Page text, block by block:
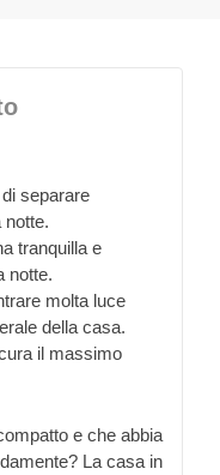
separare
notte.
tranquilla e
notte.
molta luce
della casa.
il massimo
e che abbia
La casa in